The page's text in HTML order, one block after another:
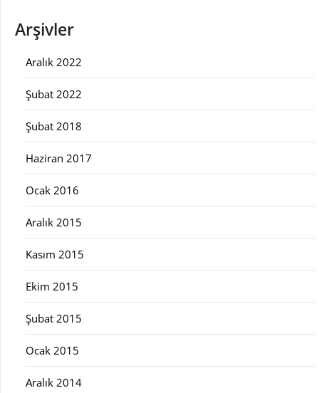
Arşivler
Aralık 2022
Şubat 2022
Şubat 2018
Haziran 2017
Ocak 2016
Aralık 2015
Kasım 2015
Ekim 2015
Şubat 2015
Ocak 2015
Aralık 2014